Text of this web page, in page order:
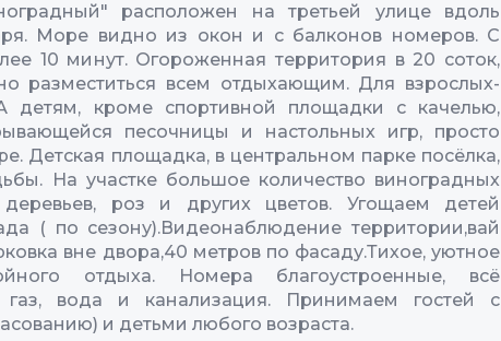
расположен на третьей улице вдоль
Море видно из окон и с балконов номеров. С
10 минут. Огороженная территория в 20 соток,
разместиться всем отдыхающим. Для взрослых-
детям, кроме спортивной площадки с качелью,
песочницы и настольных игр, просто
Детская площадка, в центральном парке посёлка,
На участке большое количество виноградных
деревьев, роз и других цветов. Угощаем детей
( по сезону).Видеонаблюдение территории,вай
вне двора,40 метров по фасаду.Тихое, уютное
отдыха. Номера благоустроенные, всё
газ, вода и канализация. Принимаем гостей с
и детьми любого возраста.